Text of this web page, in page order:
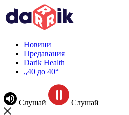
Новини
Предавания
Darik Health
„40 до 40“
Слушай Слушай